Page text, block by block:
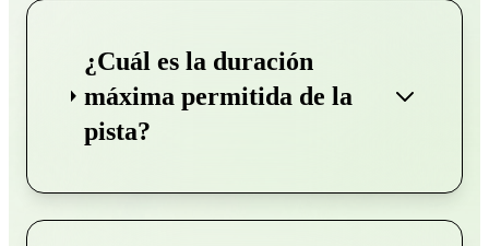
¿Cuál es la duración
máxima permitida de la
pista?